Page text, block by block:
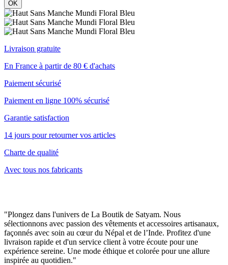
OK
Livraison gratuite
En France à partir de 80 € d'achats
Paiement sécurisé
Paiement en ligne 100% sécurisé
Garantie satisfaction
14 jours pour retourner vos articles
Charte de qualité
Avec tous nos fabricants
"Plongez dans l'univers de La Boutik de Satyam. Nous
sélectionnons avec passion des vêtements et accessoires artisanaux,
façonnés avec soin au cœur du Népal et de l’Inde. Profitez d'une
livraison rapide et d'un service client à votre écoute pour une
expérience sereine. Une mode éthique et colorée pour une allure
inspirée au quotidien."